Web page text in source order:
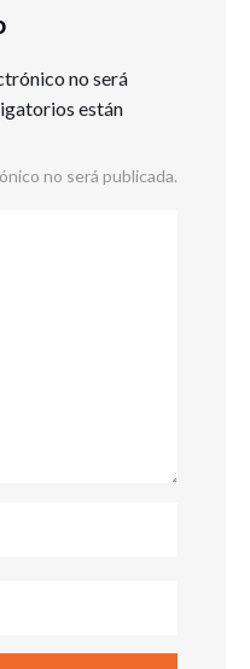
no será
están
no será publicada.